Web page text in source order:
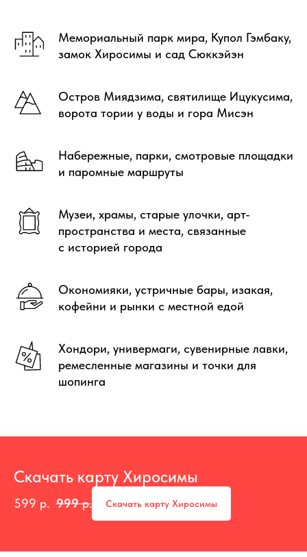
Мемориальный парк мира, Купол Гэмбаку,
замок Хиросимы и сад Сюккэйэн
Остров Миядзима, святилище Ицукусима,
ворота тории у воды и гора Мисэн
Набережные, парки, смотровые площадки
и паромные маршруты
Музеи, храмы, старые улочки, арт-
пространства и места, связанные
с историей города
Окономияки, устричные бары, изакая,
кофейни и рынки с местной едой
Хондори, универмаги, сувенирные лавки,
ремесленные магазины и точки для
шопинга
Скачать карту Хиросимы
599 р. 999 р. Скачать карту Хиросимы